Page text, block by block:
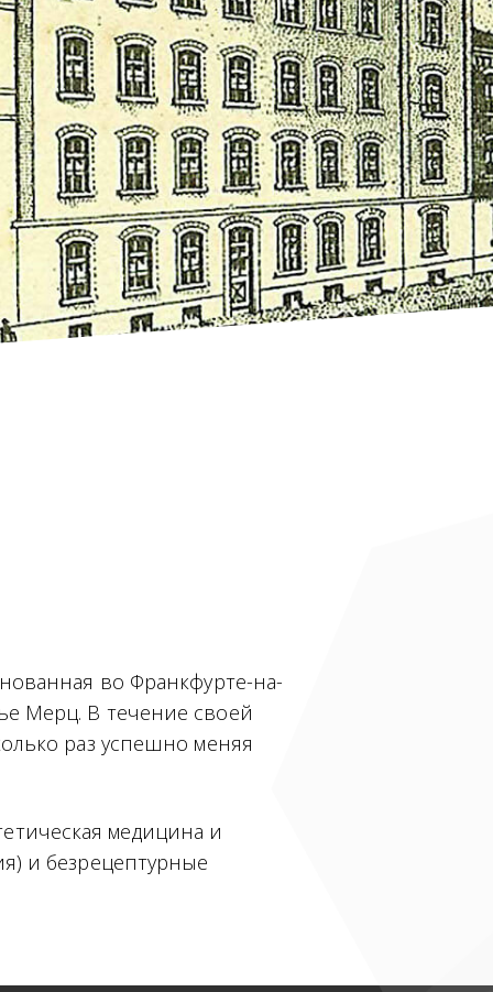
во Франкфурте-на-
Мерц. В течение своей
раз успешно меняя
медицина и
и безрецептурные